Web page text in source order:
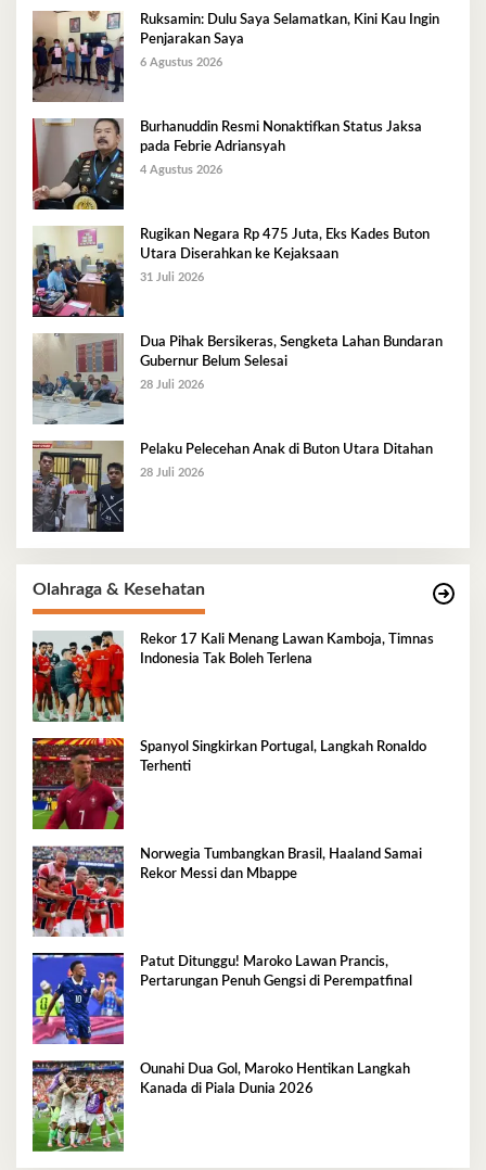
Ruksamin: Dulu Saya Selamatkan, Kini Kau Ingin
Penjarakan Saya
6 Agustus 2026
Burhanuddin Resmi Nonaktifkan Status Jaksa
pada Febrie Adriansyah
4 Agustus 2026
Rugikan Negara Rp 475 Juta, Eks Kades Buton
Utara Diserahkan ke Kejaksaan
31 Juli 2026
Dua Pihak Bersikeras, Sengketa Lahan Bundaran
Gubernur Belum Selesai
28 Juli 2026
Pelaku Pelecehan Anak di Buton Utara Ditahan
28 Juli 2026
Olahraga & Kesehatan
Rekor 17 Kali Menang Lawan Kamboja, Timnas
Indonesia Tak Boleh Terlena
Spanyol Singkirkan Portugal, Langkah Ronaldo
Terhenti
Norwegia Tumbangkan Brasil, Haaland Samai
Rekor Messi dan Mbappe
Patut Ditunggu! Maroko Lawan Prancis,
Pertarungan Penuh Gengsi di Perempatfinal
Ounahi Dua Gol, Maroko Hentikan Langkah
Kanada di Piala Dunia 2026